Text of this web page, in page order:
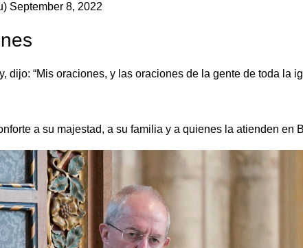
September 8, 2022
dijo: “Mis oraciones, y las oraciones de la gente de toda la
a su majestad, a su familia y a quienes la atienden en